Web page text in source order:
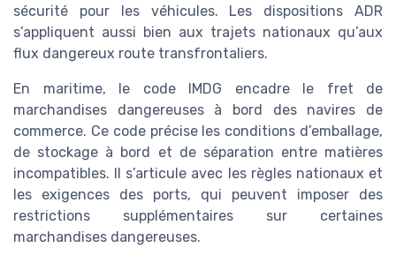
sécurité pour les véhicules. Les dispositions ADR
s’appliquent aussi bien aux trajets nationaux qu’aux
flux dangereux route transfrontaliers.
En maritime, le code IMDG encadre le fret de
marchandises dangereuses à bord des navires de
commerce. Ce code précise les conditions d’emballage,
de stockage à bord et de séparation entre matières
incompatibles. Il s’articule avec les règles nationaux et
les exigences des ports, qui peuvent imposer des
restrictions supplémentaires sur certaines
marchandises dangereuses.